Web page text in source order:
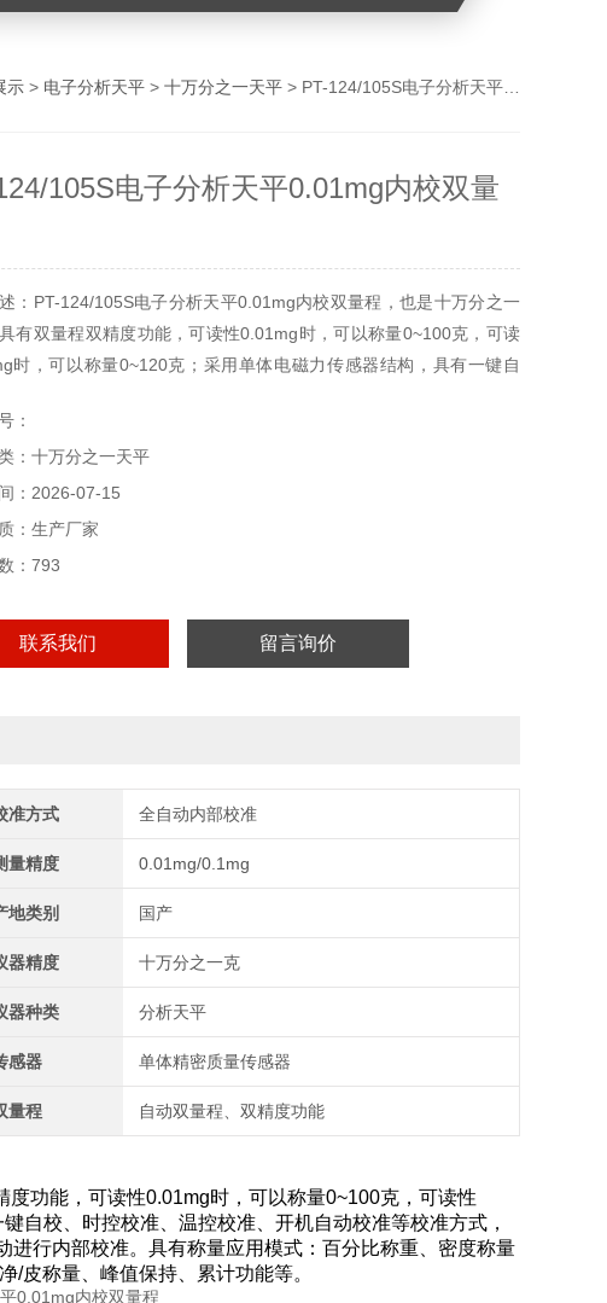
示 > 电子分析天平 > 十万分之一天平 > PT-124/105S电子分析天平0.01mg内校双量程
105S电子分析天平0.01mg内校双量
：PT-124/105S电子分析天平0.01mg内校双量程，也是十万分之一
有双量程双精度功能，可读性0.01mg时，可以称量0~100克，可读
时，可以称量0~120克；采用单体电磁力传感器结构，具有一键自
户设定值时，非称量状态下天平将自动进行内部校准。
：
：十万分之一天平
：2026-07-15
：生产厂家
：793
联系我们 留言询价
准方式 全自动内部校准
量精度 0.01mg/0.1mg
地类别 国产
器精度 十万分之一克
器种类 分析天平
感器 单体精密质量传感器
量程 自动双量程、双精度功能
功能，可读性0.01mg时，可以称量0~100克，可读性
自校、时控校准、温控校准、开机自动校准等校准方式，
行内部校准。具有称量应用模式：百分比称重、密度称量
/皮称量、峰值保持、累计功能等。